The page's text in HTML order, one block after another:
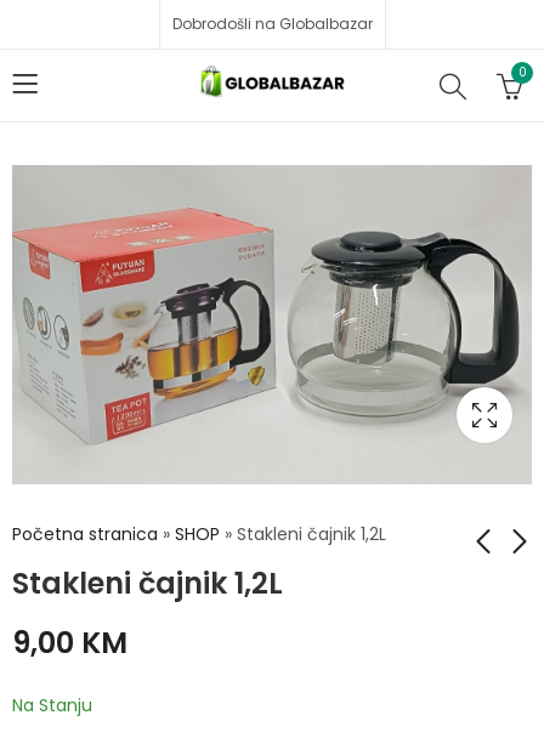
Dobrodošli na Globalbazar
0
Početna stranica » SHOP » Stakleni čajnik 1,2L
Stakleni čajnik 1,2L
9,00 KM
Na Stanju